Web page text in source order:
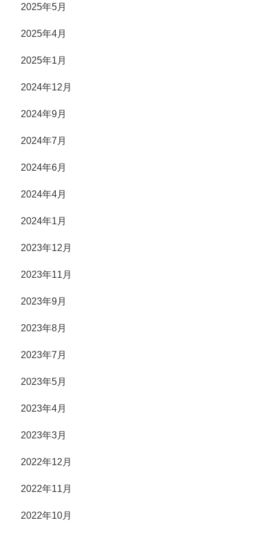
2025年5月
2025年4月
2025年1月
2024年12月
2024年9月
2024年7月
2024年6月
2024年4月
2024年1月
2023年12月
2023年11月
2023年9月
2023年8月
2023年7月
2023年5月
2023年4月
2023年3月
2022年12月
2022年11月
2022年10月